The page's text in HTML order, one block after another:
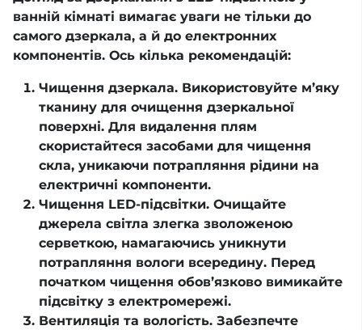
ванній кімнаті вимагає уваги не тільки до
самого дзеркала, а й до електронних
компонентів. Ось кілька рекомендацій:
Чищення дзеркала. Використовуйте м’яку
тканину для очищення дзеркальної
поверхні. Для видалення плям
скористайтеся засобами для чищення
скла, уникаючи потрапляння рідини на
електричні компоненти.
Чищення LED-підсвітки. Очищайте
джерела світла злегка зволоженою
серветкою, намагаючись уникнути
потрапляння вологи всередину. Перед
початком чищення обов’язково вимикайте
підсвітку з електромережі.
Вентиляція та вологість. Забезпечте